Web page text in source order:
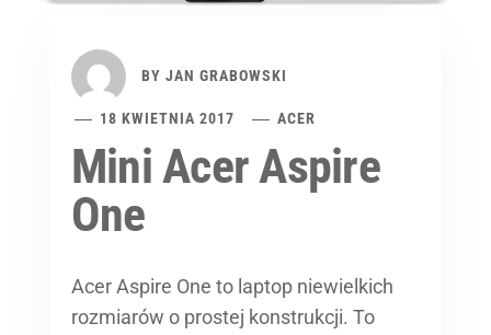
BY JAN GRABOWSKI
18 KWIETNIA 2017 ACER
Mini Acer Aspire
One
Acer Aspire One to laptop niewielkich
rozmiarów o prostej konstrukcji. To